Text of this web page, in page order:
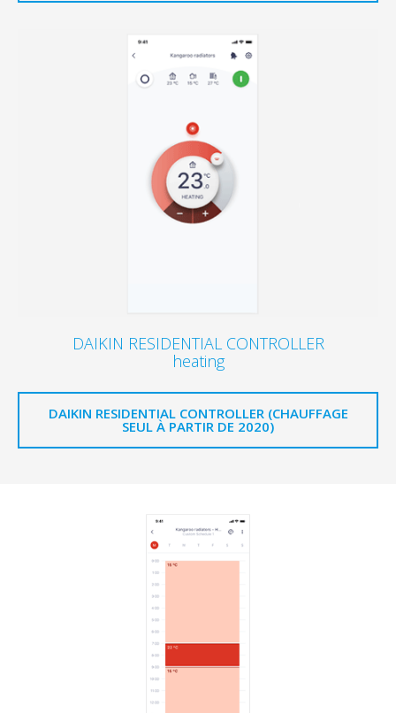
DAIKIN RESIDENTIAL CONTROLLER
heating
DAIKIN RESIDENTIAL CONTROLLER (CHAUFFAGE
SEUL À PARTIR DE 2020)